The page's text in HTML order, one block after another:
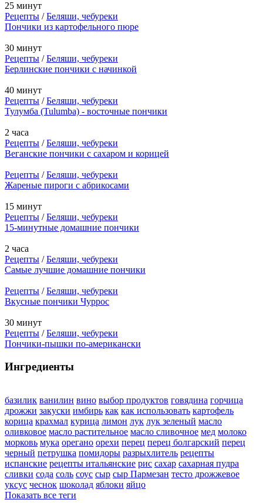
25 минут
Рецепты /Беляши, чебуреки
Пончики из картофельного пюре
30 минут
Рецепты /Беляши, чебуреки
Берлинскиe пончики с начинкой
40 минут
Рецепты /Беляши, чебуреки
Тулумба (Tulumba) - восточные пончики
2 часа
Рецепты /Беляши, чебуреки
Веганские пончики с сахаром и корицей
Рецепты /Беляши, чебуреки
Жареные пироги с абрикосами
15 минут
Рецепты /Беляши, чебуреки
15-минутные домашние пончики
2 часа
Рецепты /Беляши, чебуреки
Самые лучшие домашние пончики
Рецепты /Беляши, чебуреки
Вкусные пончики Чуррос
30 минут
Рецепты /Беляши, чебуреки
Пончики-пышки по-американски
Ингредиенты
базилик ванилин вино выбор продуктов говядина горчица
дрожжи закуски имбирь как как использовать картофель
корица крахмал курица лимон лук лук зеленый масло
оливковое масло растительное масло сливочное мед молоко
морковь мука орегано орехи перец перец болгарский перец
черный петрушка помидоры разрыхлитель рецепты
испанские рецепты итальянские рис сахар сахарная пудра
сливки сода соль соус сыр сыр Пармезан тесто дрожжевое
уксус чеснок шоколад яблоки яйцо
Показать все теги